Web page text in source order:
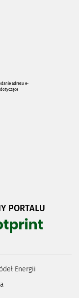
adresu e-
PORTALU
Energii